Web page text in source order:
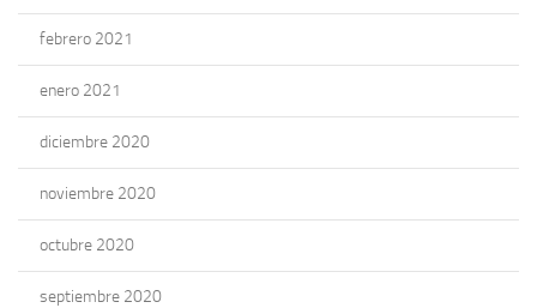
febrero 2021
enero 2021
diciembre 2020
noviembre 2020
octubre 2020
septiembre 2020